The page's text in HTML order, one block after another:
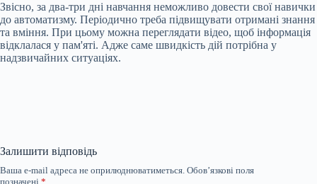
Звісно, за два-три дні навчання неможливо довести свої навички
до автоматизму. Періодично треба підвищувати отримані знання
та вміння. При цьому можна переглядати відео, щоб інформація
відклалася у пам'яті. Адже саме швидкість дій потрібна у
надзвичайних ситуаціях.
Залишити відповідь
Ваша e-mail адреса не оприлюднюватиметься. Обов’язкові поля
позначені *